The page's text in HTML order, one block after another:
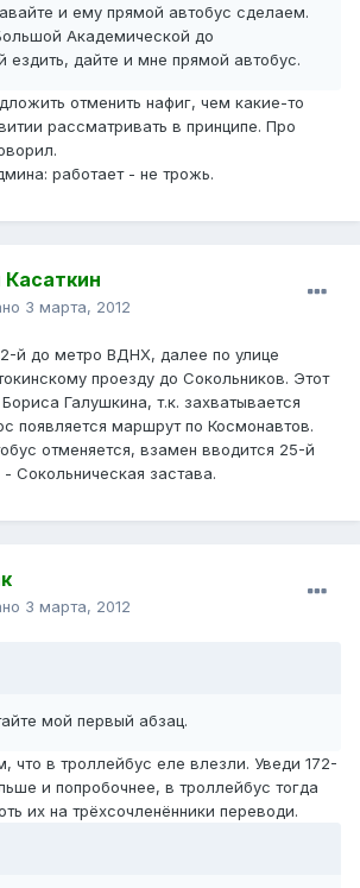
и ему прямой автобус сделаем.
Академической до
дайте и мне прямой автобус.
отменить нафиг, чем какие-то
рассматривать в принципе. Про
работает - не трожь.
3 марта, 2012
й до метро ВДНХ, далее по улице
проезду до Сокольников. Этот
Галушкина, т.к. захватывается
появляется маршрут по Космонавтов.
отменяется, взамен вводится 25-й
Сокольническая застава.
3 марта, 2012
мой первый абзац.
что в троллейбус еле влезли. Уведи 172-
и попробочнее, в троллейбус тогда
их на трёхсочленённики переводи.